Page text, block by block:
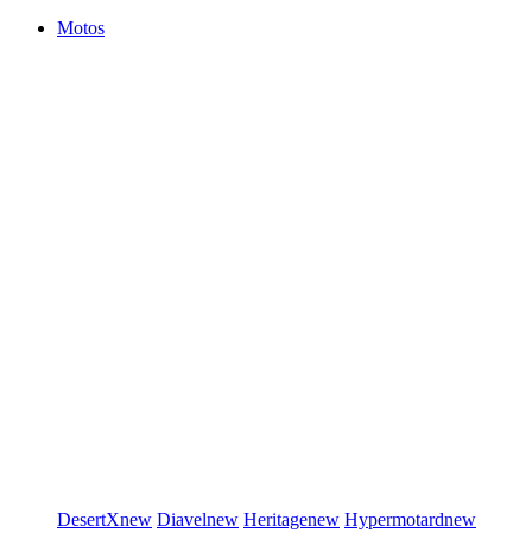
Motos
DesertXnew Diavelnew Heritagenew Hypermotardnew